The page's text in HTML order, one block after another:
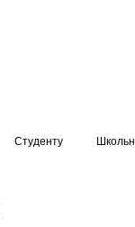
Студенту